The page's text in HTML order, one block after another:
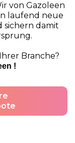
von Gazoleen
laufend neue
sichern damit
Branche?
!